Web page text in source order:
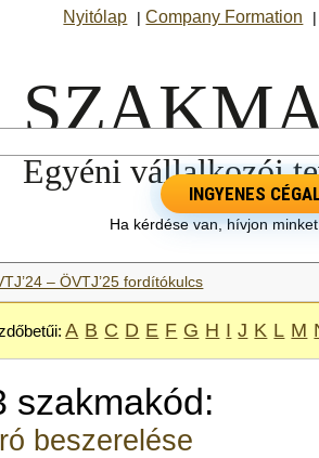
Nyitólap |Company Formation
INGYENES
Ha kérdése van, hívjon
– ÖVTJ’25 fordítókulcs
A B C D E F G H I J K L M
szakmakód:
beszerelése